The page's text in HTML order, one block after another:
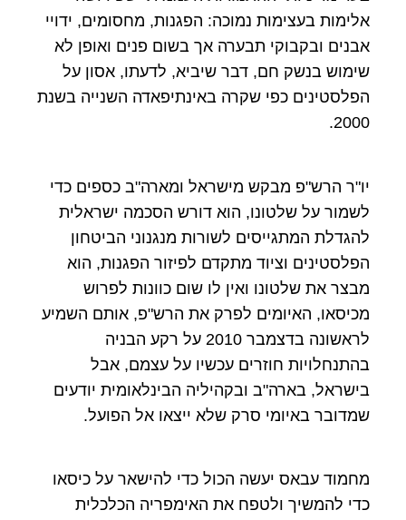
אלימות בעצימות נמוכה: הפגנות, מחסומים, ידויי
אבנים ובקבוקי תבערה אך בשום פנים ואופן לא
שימוש בנשק חם, דבר שיביא, לדעתו, אסון על
הפלסטינים כפי שקרה באינתיפאדה השנייה בשנת
2000.
יו"ר הרש"פ מבקש מישראל ומארה"ב כספים כדי
לשמור על שלטונו, הוא דורש הסכמה ישראלית
להגדלת המתגייסים לשורות מנגנוני הביטחון
הפלסטינים וציוד מתקדם לפיזור הפגנות, הוא
מבצר את שלטונו ואין לו שום כוונות לפרוש
מכיסאו, האיומים לפרק את הרש"פ, אותם השמיע
לראשונה בדצמבר 2010 על רקע הבניה
בהתנחלויות חוזרים עכשיו על עצמם, אבל
בישראל, בארה"ב ובקהיליה הבינלאומית יודעים
שמדובר באיומי סרק שלא ייצאו אל הפועל.
מחמוד עבאס יעשה הכול כדי להישאר על כיסאו
כדי להמשיך ולטפח את האימפריה הכלכלית